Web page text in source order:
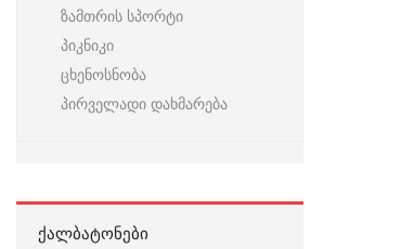
ზამთრის სპორტი
პიკნიკი
ცხენოსნობა
პირველადი დახმარება
ᲥᲐᲚᲑᲐᲢᲝᲜᲔᲑᲘ